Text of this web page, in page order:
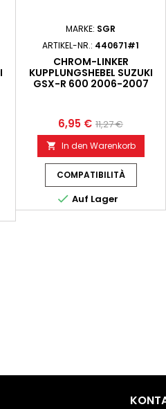
MARKE: SGR
ARTIKEL-NR.: 440671#1
CHROM-LINKER
KUPPLUNGSHEBEL SUZUKI
GSX-R 600 2006-2007
6,95 € 11,27 €
 In den Warenkorb
COMPATIBILITÀ
 Auf Lager